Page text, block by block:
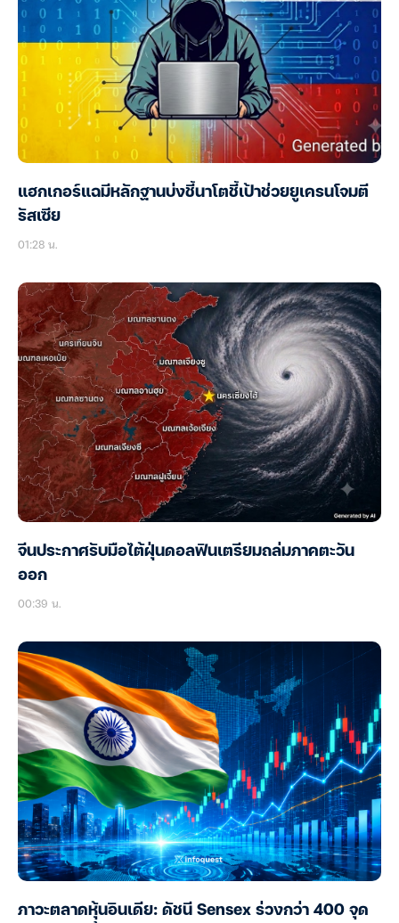
แฮกเกอร์แฉมีหลักฐานบ่งชี้นาโตชี้เป้าช่วยยูเครนโจมตี
รัสเซีย
01:28 น.
จีนประกาศรับมือไต้ฝุ่นดอลฟินเตรียมถล่มภาคตะวัน
ออก
00:39 น.
ภาวะตลาดหุ้นอินเดีย: ดัชนี Sensex ร่วงกว่า 400 จุด